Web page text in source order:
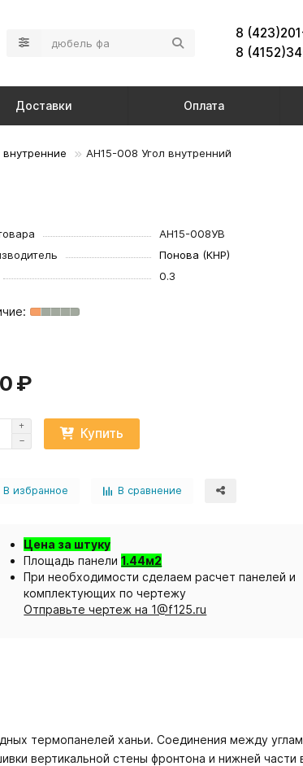
8
8
Доставки Оплата
внутренние AH15-008 Угол внутренний
AH15-008УВ
Понова (КНР)
0.3
₽
Купить
В избранное В сравнение
Цена за штуку
Площадь панели1.44м2
При необходимости сделаем расчет панелей и
комплектующих по чертежу
Отправьте чертеж на 1@f125.ru
термопанелей ханьи. Соединения между
вертикальной стены фронтона и нижней